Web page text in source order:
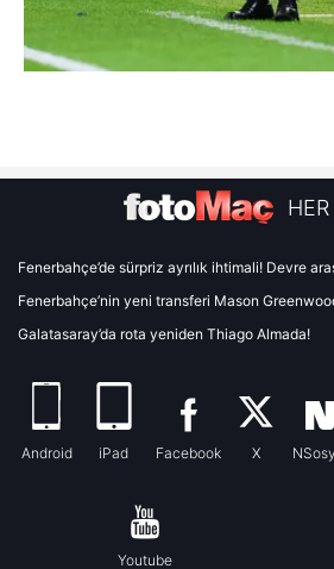
Fenerbahçe’de sürpriz ayrılık ihtimali! Devre
Fenerbahçe’nin yeni transferi Mason
Galatasaray’da rota yeniden Thiago Almada!
Android iPad Facebook X
Youtube